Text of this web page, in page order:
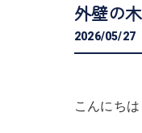
外壁の
2026/05/27
こんにち